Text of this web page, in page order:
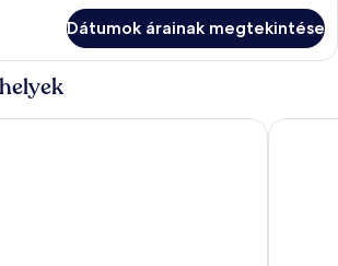
Dátumok árainak megtekintése
a&o